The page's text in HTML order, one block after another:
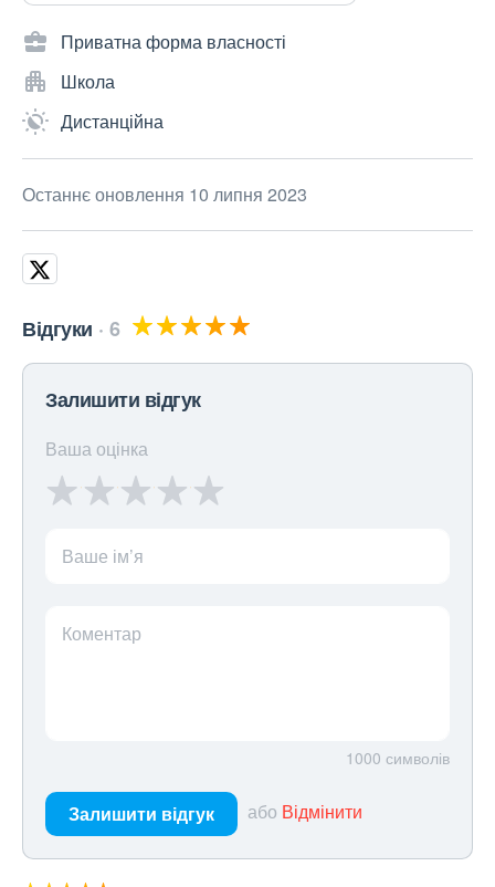
Приватна форма власності
Школа
Дистанційна
Останнє оновлення 10 липня 2023
Відгуки 6
Залишити відгук
Ваша оцінка
Ваше ім’я
Коментар
1000 символів
Залишити відгук або Відмінити